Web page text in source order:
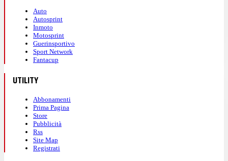
Auto
Autosprint
Inmoto
Motosprint
Guerinsportivo
Sport Network
Fantacup
UTILITY
Abbonamenti
Prima Pagina
Store
Pubblicità
Rss
Site Map
Registrati